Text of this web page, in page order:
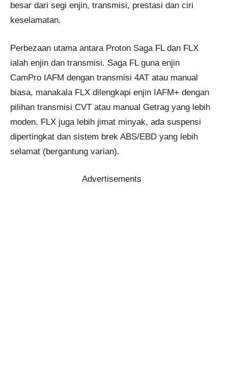
besar dari segi enjin, transmisi, prestasi dan ciri
keselamatan.
Perbezaan utama antara Proton Saga FL dan FLX
ialah enjin dan transmisi. Saga FL guna enjin
CamPro IAFM dengan transmisi 4AT atau manual
biasa, manakala FLX dilengkapi enjin IAFM+ dengan
pilihan transmisi CVT atau manual Getrag yang lebih
moden. FLX juga lebih jimat minyak, ada suspensi
dipertingkat dan sistem brek ABS/EBD yang lebih
selamat (bergantung varian).
Advertisements